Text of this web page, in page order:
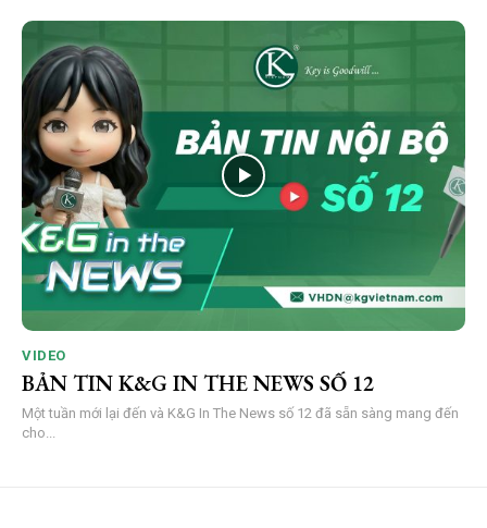
VIDEO
BẢN TIN K&G IN THE NEWS SỐ 12
Một tuần mới lại đến và K&G In The News số 12 đã sẵn sàng mang đến
cho...